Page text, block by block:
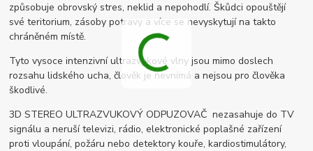
způsobuje obrovský stres, neklid a nepohodlí. Škůdci opouštějí
své teritorium, zásoby potravy a více se nevyskytují na takto
chráněném místě.
Tyto vysoce intenzivní ultrazvukové vlny jsou mimo doslech
rozsahu lidského ucha, člověk je nevnímá a nejsou pro člověka
škodlivé.
3D STEREO ULTRAZVUKOVÝ ODPUZOVAČ nezasahuje do TV
signálu a neruší televizi, rádio, elektronické poplašné zařízení
proti vloupání, požáru nebo detektory kouře, kardiostimulátory,